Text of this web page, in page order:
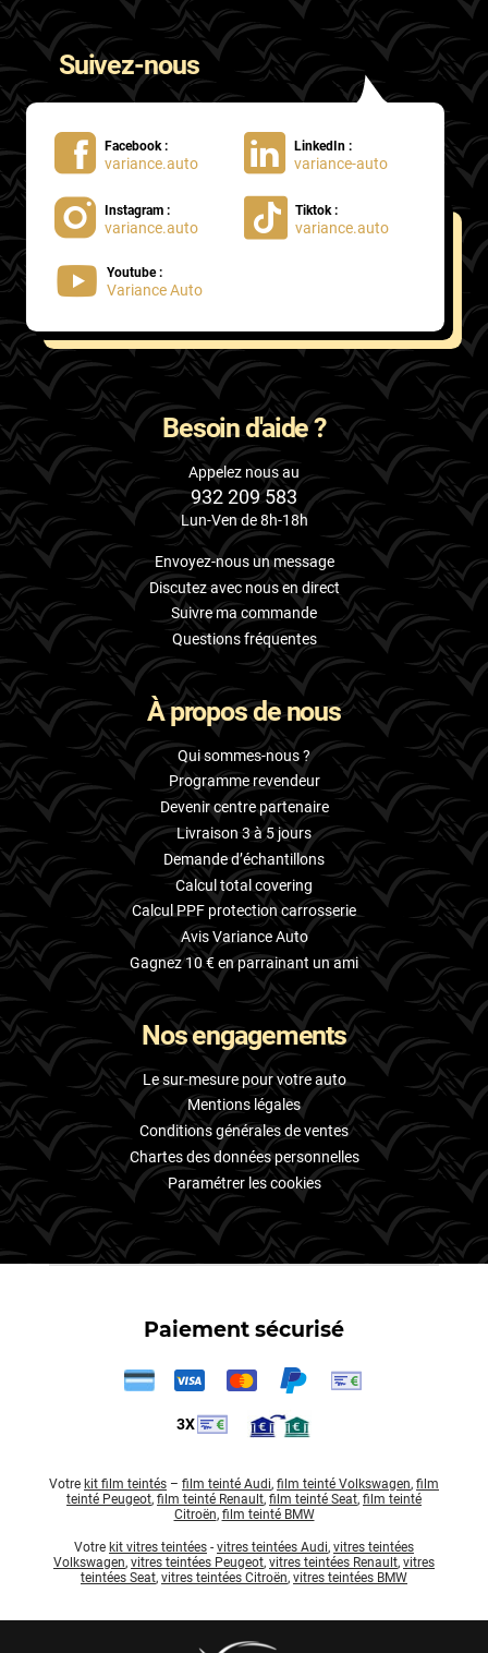
Suivez-nous
Facebook :
variance.auto
LinkedIn :
variance-auto
Instagram :
variance.auto
Tiktok :
variance.auto
Youtube :
Variance Auto
Besoin d'aide ?
Appelez nous au
932 209 583
Lun-Ven de 8h-18h
Envoyez-nous un message
Discutez avec nous en direct
Suivre ma commande
Questions fréquentes
À propos de nous
Qui sommes-nous ?
Programme revendeur
Devenir centre partenaire
Livraison 3 à 5 jours
Demande d’échantillons
Calcul total covering
Calcul PPF protection carrosserie
Avis Variance Auto
Gagnez 10 € en parrainant un ami
Nos engagements
Le sur-mesure pour votre auto
Mentions légales
Conditions générales de ventes
Chartes des données personnelles
Paramétrer les cookies
Paiement sécurisé
3X
Votre kit film teintés – film teinté Audi, film teinté Volkswagen, film
teinté Peugeot, film teinté Renault, film teinté Seat, film teinté
Citroën, film teinté BMW
Votre kit vitres teintées - vitres teintées Audi, vitres teintées
Volkswagen, vitres teintées Peugeot, vitres teintées Renault, vitres
teintées Seat, vitres teintées Citroën, vitres teintées BMW